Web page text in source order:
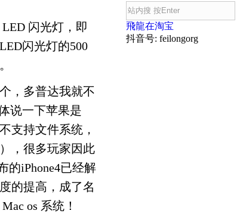
闪光灯，即
闪光灯的500
，多普达我就不
说一下苹果是
支持文件系统，
，很多玩家因此
的iPhone4已经解
的提高，成了名
os 系统！
飛龍在淘宝
抖音号: feilongorg